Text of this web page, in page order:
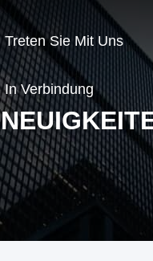
Treten Sie Mit Uns
In Verbindung